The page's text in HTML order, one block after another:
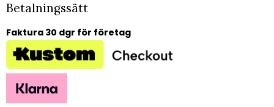
Betalningssätt
Faktura 30 dgr för företag